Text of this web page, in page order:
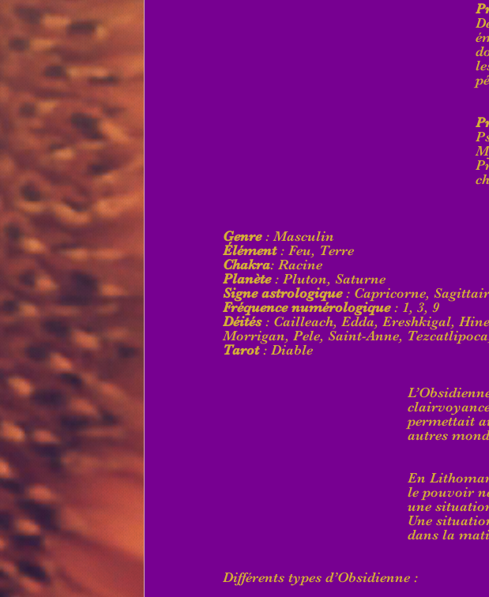
Genre : Masculin
Élément : Feu, Terre
Chakra: Racine
Planète : Pluton, Saturne
Signe astrologique : Capricorne,
Fréquence numérologique : 1, 3, 9
Déités : Cailleach, Edda, Ereshkigal,
Morrigan, Pele, Saint-Anne,
Tarot : Diable
permettait
autres
En
le pouvoir
une
Une
dans la
Différents types d’Obsidienne :